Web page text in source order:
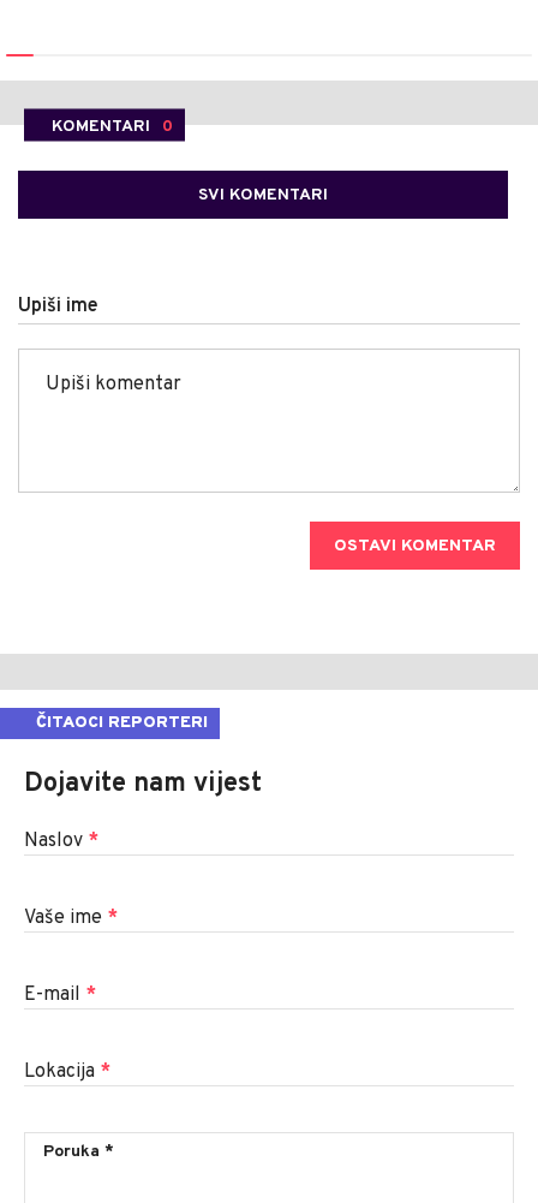
KOMENTARI 0
SVI KOMENTARI
Upiši ime
OSTAVI KOMENTAR
ČITAOCI REPORTERI
Dojavite nam vijest
Naslov *
Vaše ime *
E-mail *
Lokacija *